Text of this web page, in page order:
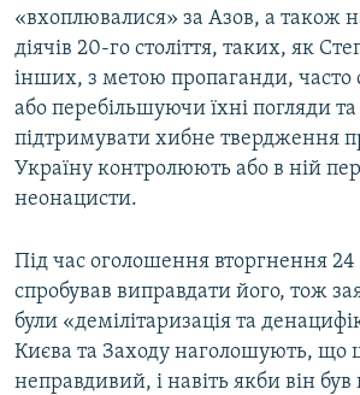
«вхоплювалися» за Азов, а також
діячів 20-го століття, таких, як
інших, з метою пропаганди,
або перебільшуючи їхні погляди та
підтримувати хибне твердження
Україну контролюють або в ній
неонацисти.
Під час оголошення вторгнення
спробував виправдати його, тож
були «демілітаризація та
Києва та Заходу наголошують, що
неправдивий, і навіть якби він